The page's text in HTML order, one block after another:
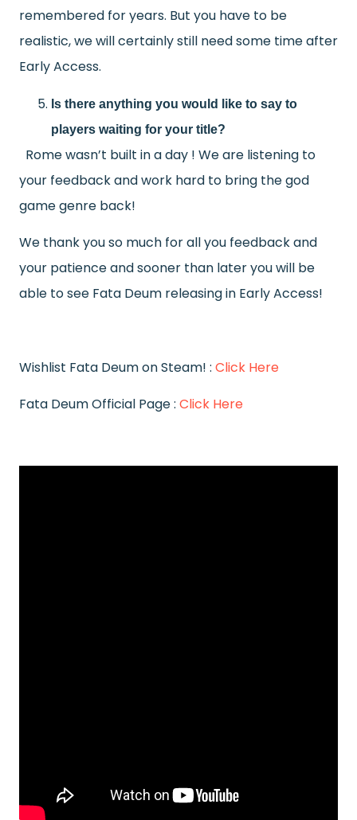
remembered for years. But you have to be
realistic, we will certainly still need some time after
Early Access.
Is there anything you would like to say to
players waiting for your title?
Rome wasn’t built in a day ! We are listening to
your feedback and work hard to bring the god
game genre back!
We thank you so much for all you feedback and
your patience and sooner than later you will be
able to see Fata Deum releasing in Early Access!
Wishlist Fata Deum on Steam! : Click Here
Fata Deum Official Page : Click Here